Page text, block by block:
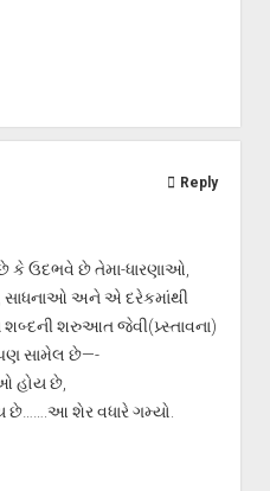
ઉદભવે છે તેમા-ધારણાઓ,
સાધનાઓ અને એ દરેકમાંથી
શરુઆત જેવી(પ્ર્સ્તાવના)
સામેલ છે—-
હોય છે,
છે…….આ શેર વધારે ગમ્યો.
Reply